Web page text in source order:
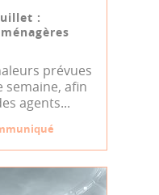
:
prévues
semaine, afin
agents...